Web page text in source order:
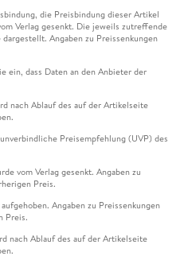
die Preisbindung dieser Artikel
Verlag gesenkt. Die jeweils zutreffende
Angaben zu Preissenkungen
ein, dass Daten an den Anbieter der
nach Ablauf des auf der Artikelseite
Preisempfehlung (UVP) des
vom Verlag gesenkt. Angaben zu
Preis.
Angaben zu Preissenkungen
Preis.
nach Ablauf des auf der Artikelseite